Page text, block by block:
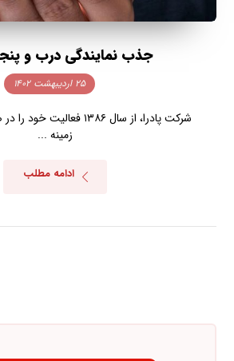
جذب نمایندگی درب و
۲۵ اردیبهشت ۱۴۰۲
شرکت پادرا، از سال ۱۳۸۶
زمینه ...
ادامه مطلب